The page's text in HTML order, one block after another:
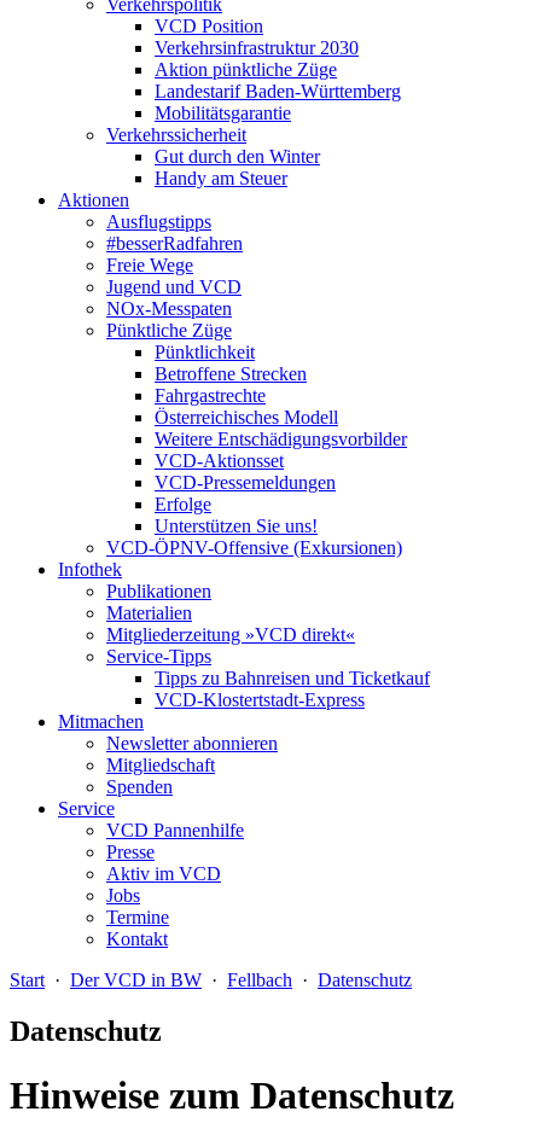
Verkehrspolitik
VCD Position
Verkehrsinfrastruktur 2030
Aktion pünktliche Züge
Landestarif Baden-Württemberg
Mobilitätsgarantie
Verkehrssicherheit
Gut durch den Winter
Handy am Steuer
Aktionen
Ausflugstipps
#besserRadfahren
Freie Wege
Jugend und VCD
NOx-Messpaten
Pünktliche Züge
Pünktlichkeit
Betroffene Strecken
Fahrgastrechte
Österreichisches Modell
Weitere Entschädigungsvorbilder
VCD-Aktionsset
VCD-Pressemeldungen
Erfolge
Unterstützen Sie uns!
VCD-ÖPNV-Offensive (Exkursionen)
Infothek
Publikationen
Materialien
Mitgliederzeitung »VCD direkt«
Service-Tipps
Tipps zu Bahnreisen und Ticketkauf
VCD-Klostertstadt-Express
Mitmachen
Newsletter abonnieren
Mitgliedschaft
Spenden
Service
VCD Pannenhilfe
Presse
Aktiv im VCD
Jobs
Termine
Kontakt
Start · Der VCD in BW · Fellbach · Datenschutz
Datenschutz
Hinweise zum Datenschutz